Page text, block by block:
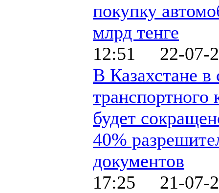
покупку
млрд тенге
12:51 22-07-
В Казахстане в
транспортного
будет
40%
документов
17:25 21-07-